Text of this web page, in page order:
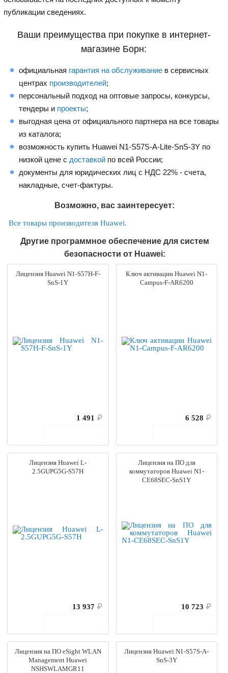
публикации сведениях.
Ваши преимущества при покупке в интернет-
магазине Борн:
официальная гарантия на обслуживание в сервисных
центрах производителей;
персональный подход на оптовые запросы, конкурсы,
тендеры и проекты;
выгодная цена от официального партнера на все товары
из каталога;
возможность купить Huawei N1-S57S-A-Lite-SnS-3Y по
низкой цене с доставкой по всей России;
документы для юридических лиц с НДС 22% - счета,
накладные, счет-фактуры.
Возможно, вас заинтересует:
Все товары производителя Huawei.
Другие программное обеспечение для систем
безопасности от Huawei:
Лицензия Huawei N1-S57H-F-
SnS-1Y
1 491 ₽
Ключ активации Huawei N1-
Campus-F-AR6200
6 528 ₽
Лицензия Huawei L-
2.5GUPG5G-S57H
13 937 ₽
Лицензия на ПО для
коммутаторов Huawei N1-
CE68SEC-SnS1Y
10 723 ₽
Лицензия на ПО eSight WLAN
Management Huawei
NSHSWLAMGR11
Лицензия Huawei N1-S57S-A-
SnS-3Y